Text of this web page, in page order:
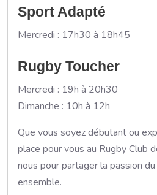
Sport Adapté
Mercredi : 17h30 à 18h45
Rugby Toucher
Mercredi : 19h à 20h30
Dimanche : 10h à 12h
Que vous soyez débutant ou
place pour vous au Rugby Club
nous pour partager la passion
ensemble.